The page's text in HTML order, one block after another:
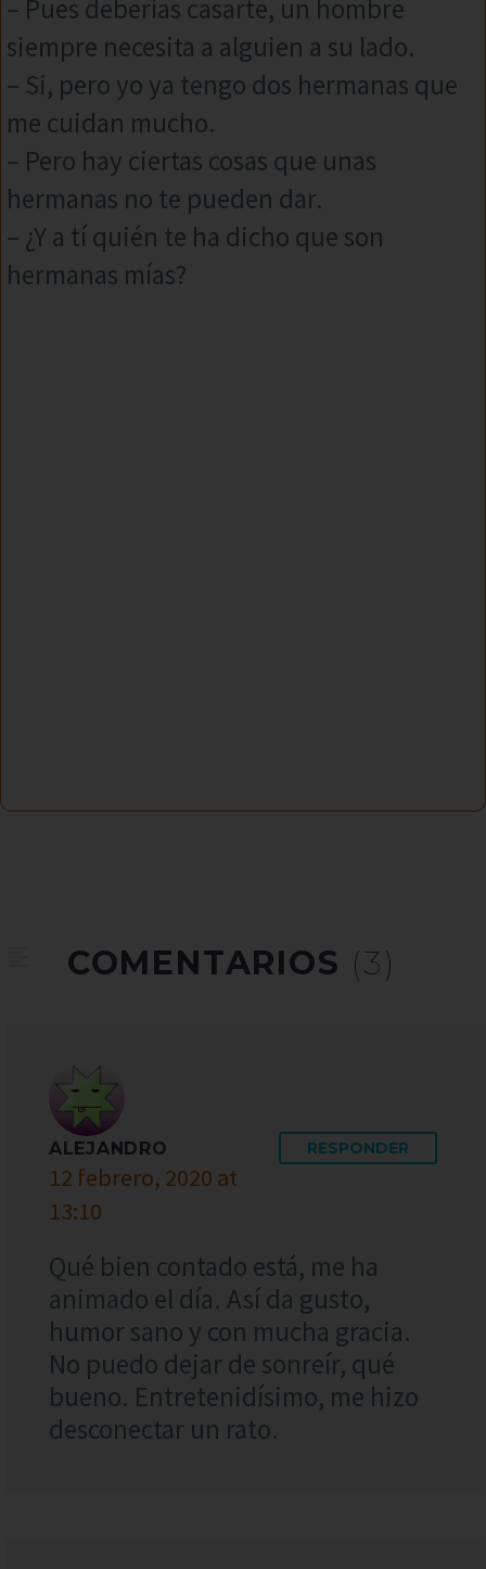
– Pues deberías casarte, un hombre
siempre necesita a alguien a su lado.
– Si, pero yo ya tengo dos hermanas que
me cuidan mucho.
– Pero hay ciertas cosas que unas
hermanas no te pueden dar.
– ¿Y a tí quién te ha dicho que son
hermanas mías?
COMENTARIOS (3)
ALEJANDRO
12 febrero, 2020 at
13:10
RESPONDER
Qué bien contado está, me ha
animado el día. Así da gusto,
humor sano y con mucha gracia.
No puedo dejar de sonreír, qué
bueno. Entretenidísimo, me hizo
desconectar un rato.